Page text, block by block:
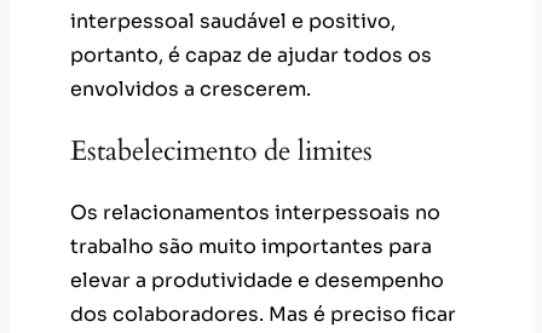
interpessoal saudável e positivo,
portanto, é capaz de ajudar todos os
envolvidos a crescerem.
Estabelecimento de limites
Os relacionamentos interpessoais no
trabalho são muito importantes para
elevar a produtividade e desempenho
dos colaboradores. Mas é preciso ficar